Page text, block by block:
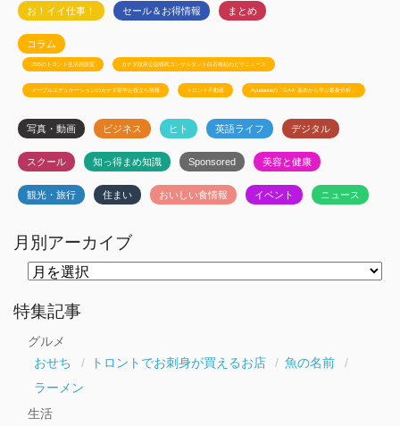
お！イイ仕事！ セール＆お得情報 まとめ
コラム
JSSのトロント生活相談室 カナダ政府公認移民コンサルタント白石有紀のビザニュース
メープルエデュケーションのカナダ留学お役立ち情報 トロント不動産 Ayudanteの「GA4: 基本から学ぶ最新分析」
写真・動画 ビジネス ヒト 英語ライフ デジタル
スクール 知っ得まめ知識 Sponsored 美容と健康
観光・旅行 住まい おいしい食情報 イベント ニュース
月別アーカイブ
ー
カ
特集記事
グルメ
おせち
トロントでお刺身が買えるお店
魚の名前
ラーメン
生活